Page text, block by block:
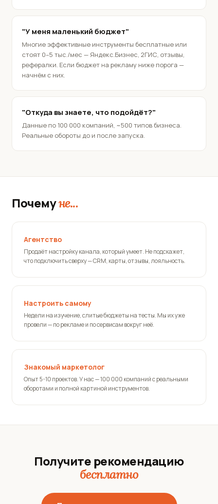
"У меня маленький бюджет"
Многие эффективные инструменты бесплатные или
стоят 0–5 тыс./мес — Яндекс.Бизнес, 2ГИС, отзывы,
рефералки. Если бюджет на рекламу ниже порога —
начнём с них.
"Откуда вы знаете, что подойдёт?"
Данные по 100 000 компаний, ~500 типов бизнеса.
Реальные обороты до и после запуска.
Почемуне...
Агентство
Продаёт настройку канала, который умеет. Не подскажет,
что подключить сверху — CRM, карты, отзывы, лояльность.
Настроить самому
Недели на изучение, слитые бюджеты на тесты. Мы их уже
провели — по рекламе и по сервисам вокруг неё.
Знакомый маркетолог
Опыт 5-10 проектов. У нас — 100 000 компаний с реальными
оборотами и полной картиной инструментов.
Получите рекомендацию
бесплатно